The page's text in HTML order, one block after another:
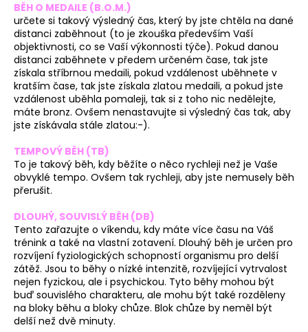
BĚH O MEDAILE (B.O.M.)
určete si takový výsledný čas, který by jste chtěla na dané
distanci zaběhnout (to je zkouška především Vaší
objektivnosti, co se Vaší výkonnosti týče). Pokud danou
distanci zaběhnete v předem určeném čase, tak jste
získala stříbrnou medaili, pokud vzdálenost uběhnete v
kratším čase, tak jste získala zlatou medaili, a pokud jste
vzdálenost uběhla pomaleji, tak si z toho nic nedělejte,
máte bronz. Ovšem nenastavujte si výsledný čas tak, aby
jste získávala stále zlatou:-).
TEMPOVÝ BĚH (TB)
To je takový běh, kdy běžíte o něco rychleji než je Vaše
obvyklé tempo. Ovšem tak rychleji, aby jste nemusely běh
přerušit.
DLOUHÝ, SOUVISLÝ BĚH (DB)
Tento zařazujte o víkendu, kdy máte více času na Váš
trénink a také na vlastní zotavení. Dlouhý běh je určen pro
rozvíjení fyziologických schopností organismu pro delší
zátěž. Jsou to běhy o nízké intenzitě, rozvíjející vytrvalost
nejen fyzickou, ale i psychickou. Tyto běhy mohou být
buď souvislého charakteru, ale mohu být také rozděleny
na bloky běhu a bloky chůze. Blok chůze by neměl být
delší než dvě minuty.